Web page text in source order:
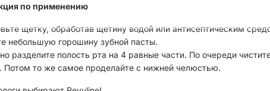
по применению
щетку, обработав щетину водой или антисептическим
небольшую горошину зубной пасты.
разделите полость рта на 4 равные части. По очереди
Потом то же самое проделайте с нижней челюстью.